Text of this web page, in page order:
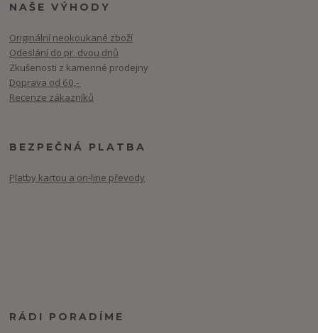
NAŠE VÝHODY
Originální neokoukané zboží
Odeslání do pr. dvou dnů
Zkušenosti z kamenné prodejny
Doprava od 60,-
Recenze zákazníků
BEZPEČNÁ PLATBA
Platby kartou a on-line převody
RÁDI PORADÍME